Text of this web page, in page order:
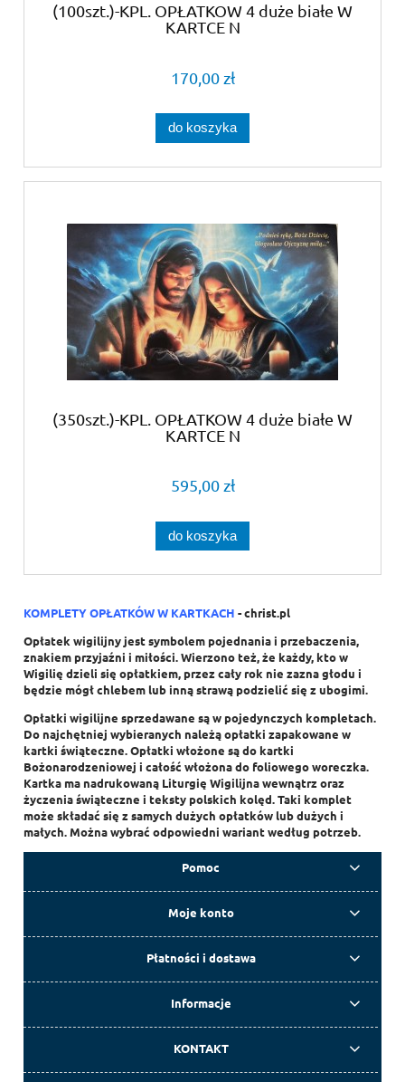
(100szt.)-KPL. OPŁATKOW 4 duże białe W
KARTCE N
170,00 zł
do koszyka
(350szt.)-KPL. OPŁATKOW 4 duże białe W
KARTCE N
595,00 zł
do koszyka
KOMPLETY OPŁATKÓW W KARTKACH - christ.pl
Opłatek wigilijny jest symbolem pojednania i przebaczenia,
znakiem przyjaźni i miłości. Wierzono też, że każdy, kto w
Wigilię dzieli się opłatkiem, przez cały rok nie zazna głodu i
będzie mógł chlebem lub inną strawą podzielić się z ubogimi.
Opłatki wigilijne sprzedawane są w pojedynczych kompletach.
Do najchętniej wybieranych należą opłatki zapakowane w
kartki świąteczne. Opłatki włożone są do kartki
Bożonarodzeniowej i całość włożona do foliowego woreczka.
Kartka ma nadrukowaną Liturgię Wigilijna wewnątrz oraz
życzenia świąteczne i teksty polskich kolęd. Taki komplet
może składać się z samych dużych opłatków lub dużych i
małych. Można wybrać odpowiedni wariant według potrzeb.
Pomoc
Moje konto
Płatności i dostawa
Informacje
KONTAKT